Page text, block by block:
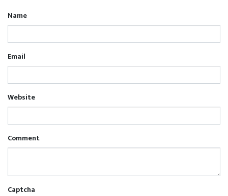
Name
Email
Website
Comment
Captcha